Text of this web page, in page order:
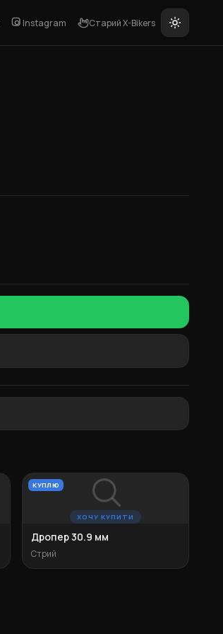
Instagram Старий X-Bikers
ХОЧУ КУПИТИ
КУПЛЮ
Дропер 30.9 мм
Стрий